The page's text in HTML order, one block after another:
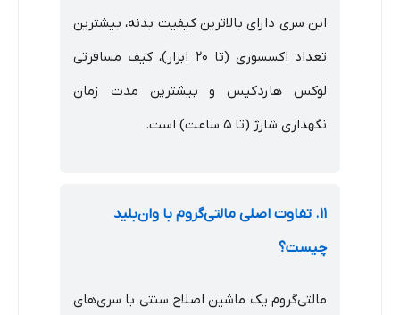
این سری دارای بالاترین کیفیت بدنه، بیشترین
تعداد اکسسوری (تا ۲۰ ابزار)، کیف مسافرتی
لوکس هارد‌کیس و بیشترین مدت زمان
نگهداری شارژ (تا ۵ ساعت) است.
۱۱. تفاوت اصلی مالتی‌گروم با وان‌بلید
چیست؟
مالتی‌گروم یک ماشین اصلاح سنتی با سری‌های